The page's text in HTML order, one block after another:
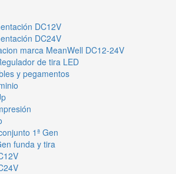
DC12V
DC24V
marca MeanWell DC12-24V
de tira LED
y pegamentos
1ª Gen
funda y tira